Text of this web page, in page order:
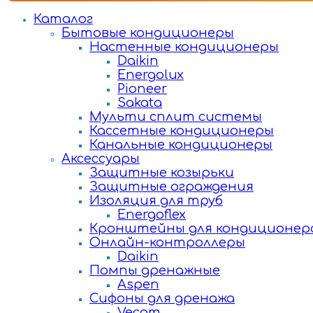
Каталог
Бытовые кондиционеры
Настенные кондиционеры
Daikin
Energolux
Pioneer
Sakata
Мульти сплит системы
Кассетные кондиционеры
Канальные кондиционеры
Аксессуары
Защитные козырьки
Защитные ограждения
Изоляция для труб
Energoflex
Кронштейны для
Онлайн-контроллеры
Daikin
Помпы дренажные
Aspen
Сифоны для дренажа